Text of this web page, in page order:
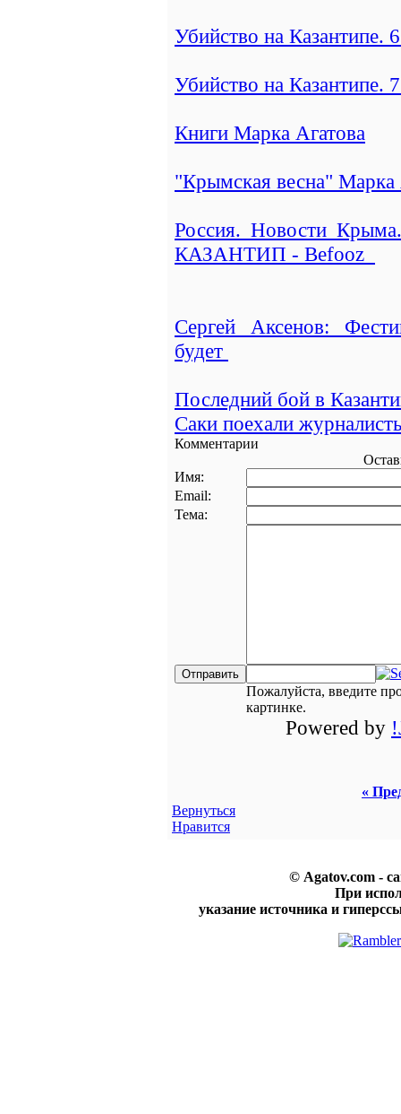
Убийство на Казантипе.
Убийство на Казантипе.
Книги Марка Агатова
"Крымская весна" Марка
Россия. Новости
КАЗАНТИП - Befooz
Сергей Аксенов:
будет
Последний бой в
Саки поехали
Комментарии
Имя:
Email:
Тема:
Пожалуйста, введите
картинке.
Powered by
«
Вернуться
Нравится
© Agatov.com -
При
указание источника и